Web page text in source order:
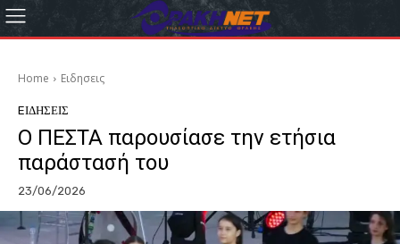
Home Eιδησεις
EΙΔΗΣΕΙΣ
Ο ΠΕΣΤΑ παρουσίασε την ετήσια
παράστασή του
23/06/2026